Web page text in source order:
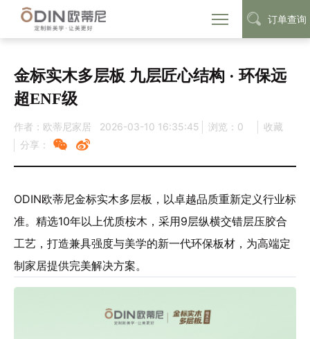
订单查询
首页> 定制动态> 品牌资讯
金标实木多层板 九层匠心结构 · 环保远
超ENF级
作者：欧蒂尼家居 2026-03-10 16:35:45 浏览： 0
收藏
分享：
ODIN欧蒂尼金标实木多层板，以卓越品质重新定义行业标
准。精选10年以上优质桉木，采用9层纵横交错层压胶合
工艺，打造兼具强度与美学的新一代环保板材，为高端定
制家居提供完美解决方案。